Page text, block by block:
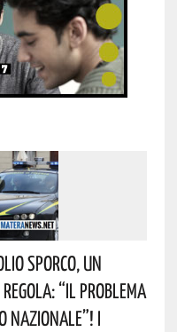
Sporco, Un
Regola: “il Problema
Nazionale”! I